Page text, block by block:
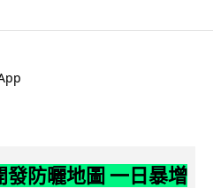
發防曬地圖 一日暴增